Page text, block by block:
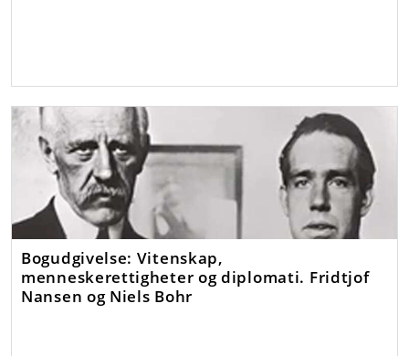
Bogudgivelse: Vitenskap,
menneskerettigheter og diplomati. Fridtjof
Nansen og Niels Bohr